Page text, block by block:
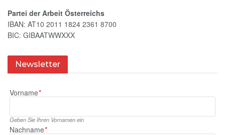
Partei der Arbeit Österreichs
IBAN: AT10 2011 1824 2361 8700
BIC: GIBAATWWXXX
Newsletter
Vorname*
Geben Sie Ihren Vornamen ein
Nachname*